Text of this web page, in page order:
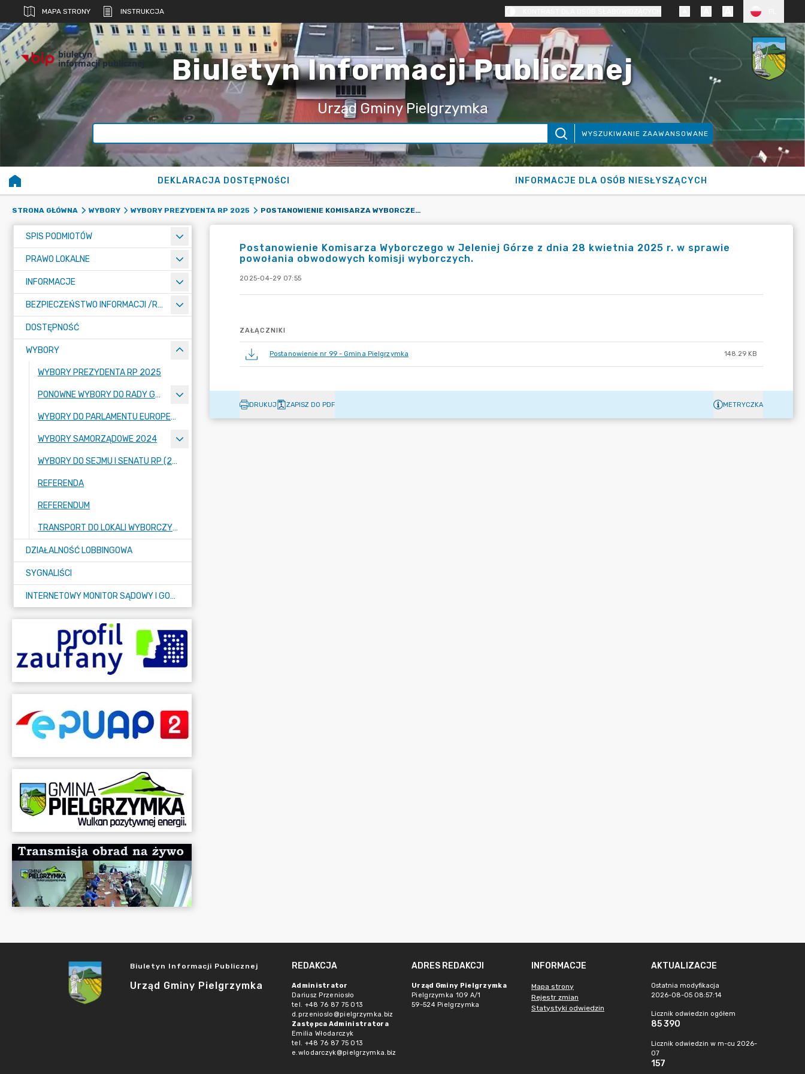
MAPA STRONY INSTRUKCJA
biuletyn
informacji publicznej Biuletyn Informacji Publicznej
Urząd Gminy Pielgrzymka
WYSZUKIWANIE ZAAWANSOWANE
DEKLARACJA DOSTĘPNOŚCI INFORMACJE DLA OSÓB NIESŁYSZĄCYCH
STRONA GŁÓWNA WYBORY WYBORY PREZYDENTA RP 2025 POSTANOWIENIE KOMISARZA WYBORCZEGO W JELENIEJ GÓRZE Z DNIA 28 KWIETNIA 2025 R. W SPRAWIE POWOŁANIA OBWODOWYCH KOMISJI WYBORCZYCH.
SPIS PODMIOTÓW
PRAWO LOKALNE
INFORMACJE
BEZPIECZEŃSTWO INFORMACJI /RODO/
DOSTĘPNOŚĆ
WYBORY
WYBORY PREZYDENTA RP 2025
PONOWNE WYBORY DO RADY GMINY PIELGRZYMKA W OKRĘGU WYBORCZYM NR 10.
WYBORY DO PARLAMENTU EUROPEJSKIEGO 2024
WYBORY SAMORZĄDOWE 2024
WYBORY DO SEJMU I SENATU RP (2023)
REFERENDA
REFERENDUM
TRANSPORT DO LOKALI WYBORCZYCH
DZIAŁALNOŚĆ LOBBINGOWA
SYGNALIŚCI
INTERNETOWY MONITOR SĄDOWY I GOSPODARCZY
Postanowienie Komisarza Wyborczego w Jeleniej Górze z dnia 28 kwietnia 2025 r. w sprawie
powołania obwodowych komisji wyborczych.
2025-04-29 07:55
ZAŁĄCZNIKI
Postanowienie nr 99 - Gmina Pielgrzymka 148.29 KB
DRUKUJ ZAPISZ DO PDF METRYCZKA
Biuletyn Informacji Publicznej
Urząd Gminy Pielgrzymka
REDAKCJA
Administrator
Dariusz Przeniosło
tel. +48 76 87 75 013
d.przenioslo@pielgrzymka.biz
Zastępca Administratora
Emilia Włodarczyk
tel. +48 76 87 75 013
e.wlodarczyk@pielgrzymka.biz
ADRES REDAKCJI
Urząd Gminy Pielgrzymka
Pielgrzymka 109 A/1
59-524 Pielgrzymka
INFORMACJE
Mapa strony
Rejestr zmian
Statystyki odwiedzin
AKTUALIZACJE
Ostatnia modyfikacja
2026-08-05 08:57:14
Licznik odwiedzin ogółem
85 390
Licznik odwiedzin w m-cu 2026-
07
157